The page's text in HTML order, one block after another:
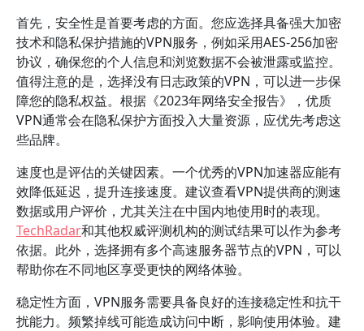
首先，安全性是首要考虑的方面。您应选择具备强大加密
技术和隐私保护措施的VPN服务，例如采用AES-256加密
协议，确保您的个人信息和浏览数据不会被泄露或监控。
值得注意的是，选择没有日志政策的VPN，可以进一步保
障您的隐私权益。根据《2023年网络安全报告》，优质
VPN通常会在隐私保护方面投入大量资源，应优先考虑这
些品牌。
速度也是评估的关键因素。一个优秀的VPN加速器应能有
效降低延迟，提升连接速度。建议查看VPN提供商的测速
数据或用户评价，尤其关注在中国内地使用时的表现。
TechRadar和其他权威评测机构的测试结果可以作为参考
依据。此外，选择拥有多个高速服务器节点的VPN，可以
帮助你在不同地区享受更快的网络体验。
稳定性方面，VPN服务需要具备良好的连接稳定性和抗干
扰能力。频繁掉线可能造成访问中断，影响使用体验。建